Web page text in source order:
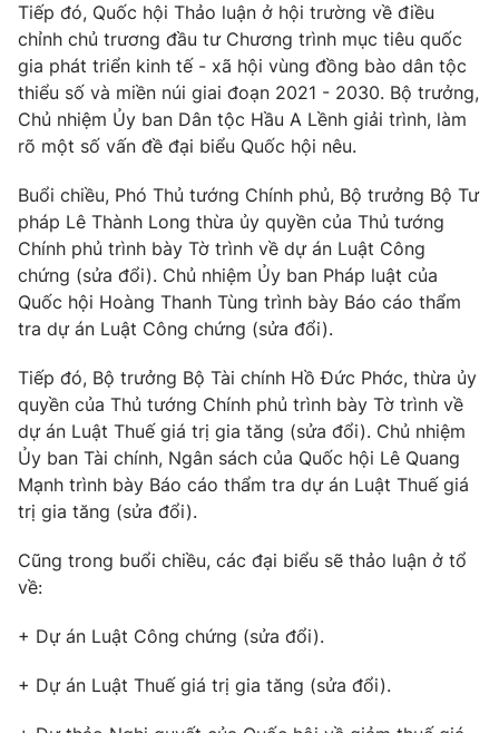
Khán giả
Giải sao mai
Âm nhạc
Sao
Du lịch
Làm đẹp
Chất lượng cuộc sống
Giáo dục
Tuyển sinh
Học trực tuyến
Công nghệ
Hitech Công nghệ tương lai
Sản phẩm
Thị trường
Tư vấn
Giao lưu trực tuyến
Lịch phát sóng
Chuyên mục khác
Emagazine Podcast
Photo Infographic
Video Shorts video
VTV Money VTV Thể thao
VTV Sức khoẻ Bất động sản
Thị trường 24h Tấm lòng Việt
Tiếp đó, Quốc hội Thảo luận ở hội trường về điều
chỉnh chủ trương đầu tư Chương trình mục tiêu quốc
gia phát triển kinh tế - xã hội vùng đồng bào dân tộc
thiểu số và miền núi giai đoạn 2021 - 2030. Bộ trưởng,
Chủ nhiệm Ủy ban Dân tộc Hầu A Lềnh giải trình, làm
rõ một số vấn đề đại biểu Quốc hội nêu.
Buổi chiều, Phó Thủ tướng Chính phủ, Bộ trưởng Bộ Tư
pháp Lê Thành Long thừa ủy quyền của Thủ tướng
Chính phủ trình bày Tờ trình về dự án Luật Công
chứng (sửa đổi). Chủ nhiệm Ủy ban Pháp luật của
Quốc hội Hoàng Thanh Tùng trình bày Báo cáo thẩm
tra dự án Luật Công chứng (sửa đổi).
Tiếp đó, Bộ trưởng Bộ Tài chính Hồ Đức Phớc, thừa ủy
quyền của Thủ tướng Chính phủ trình bày Tờ trình về
dự án Luật Thuế giá trị gia tăng (sửa đổi). Chủ nhiệm
Ủy ban Tài chính, Ngân sách của Quốc hội Lê Quang
Mạnh trình bày Báo cáo thẩm tra dự án Luật Thuế giá
trị gia tăng (sửa đổi).
Cũng trong buổi chiều, các đại biểu sẽ thảo luận ở tổ
về:
+ Dự án Luật Công chứng (sửa đổi).
+ Dự án Luật Thuế giá trị gia tăng (sửa đổi).